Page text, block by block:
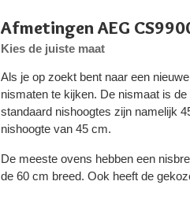
Afmetingen AEG
Kies de juiste maat
Als je op zoekt bent naar een
nismaten te kijken. De nismaat is
standaard nishoogtes zijn namelijk
nishoogte van 45 cm.
De meeste ovens hebben een
de 60 cm breed. Ook heeft de